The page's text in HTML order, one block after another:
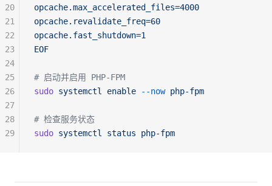
opcache.max_accelerated_files=4000
opcache.revalidate_freq=60
opcache.fast_shutdown=1
EOF
# 启动并启用 PHP-FPM
sudo systemctl enable --now php-fpm
# 检查服务状态
sudo systemctl status php-fpm
20
21
22
23
24
25
26
27
28
29